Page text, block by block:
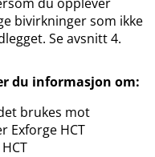
bivirkninger som ikke
Se avsnitt 4.
du informasjon om:
brukes mot
Exforge HCT